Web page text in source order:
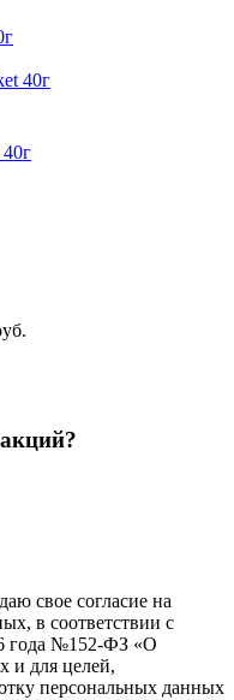
свое согласие на
в соответствии с
года №152-ФЗ «О
и для целей,
персональных данных